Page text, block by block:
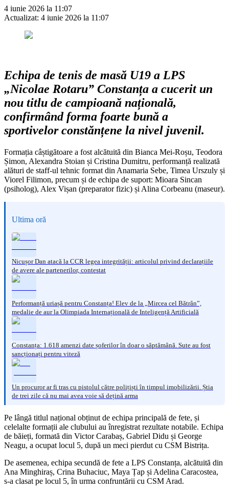
4 iunie 2026 la 11:07
Actualizat: 4 iunie 2026 la 11:07
Echipa de tenis de masă U19 a LPS
„Nicolae Rotaru” Constanța a cucerit un
nou titlu de campioană națională,
confirmând forma foarte bună a
sportivelor constănțene la nivel juvenil.
Formația câștigătoare a fost alcătuită din Bianca Mei-Roșu, Teodora
Șimon, Alexandra Stoian și Cristina Dumitru, performanță realizată
alături de staff-ul tehnic format din Anamaria Sebe, Timea Urszuly și
Viorel Filimon, precum și de echipa de suport: Mioara Sincan
(psiholog), Alex Vișan (preparator fizic) și Alina Corbeanu (maseur).
Ultima oră
Nicușor Dan atacă la CCR legea integrității: articolul privind declarațiile
de avere ale partenerilor, contestat
Performanță uriașă pentru Constanța! Elev de la „Mircea cel Bătrân”,
medalie de aur la Olimpiada Internațională de Inteligență Artificială
Constanța: 1.618 amenzi date șoferilor în doar o săptămână. Sute au fost
sancționați pentru viteză
Un procuror ar fi tras cu pistolul către polițiști în timpul imobilizării. Știa
de trei zile că nu mai avea voie să dețină arma
Pe lângă titlul național obținut de echipa principală de fete, și
celelalte formații ale clubului au înregistrat rezultate notabile. Echipa
de băieți, formată din Victor Carabaș, Gabriel Didu și George
Neagu, a ocupat locul 5, după un meci pierdut cu CSM Bistrița.
De asemenea, echipa secundă de fete a LPS Constanța, alcătuită din
Ana Minghiraș, Crina Buhaciuc, Maya Țap și Adelina Caracostea,
s-a clasat pe locul 5, în urma confruntării cu CSM Arad.